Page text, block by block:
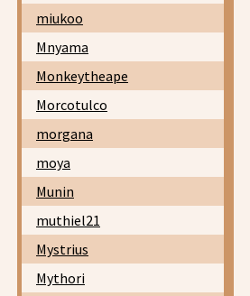
miukoo
Mnyama
Monkeytheape
Morcotulco
morgana
moya
Munin
muthiel21
Mystrius
Mythori